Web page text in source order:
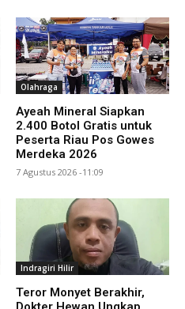
Olahraga
Ayeah Mineral Siapkan
2.400 Botol Gratis untuk
Peserta Riau Pos Gowes
Merdeka 2026
7 Agustus 2026 -11:09
Indragiri Hilir
Teror Monyet Berakhir,